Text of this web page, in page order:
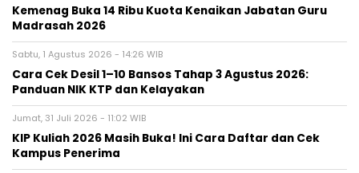
Kemenag Buka 14 Ribu Kuota Kenaikan Jabatan Guru
Madrasah 2026
Sabtu, 1 Agustus 2026 - 14:26 WIB
Cara Cek Desil 1–10 Bansos Tahap 3 Agustus 2026:
Panduan NIK KTP dan Kelayakan
Jumat, 31 Juli 2026 - 11:02 WIB
KIP Kuliah 2026 Masih Buka! Ini Cara Daftar dan Cek
Kampus Penerima